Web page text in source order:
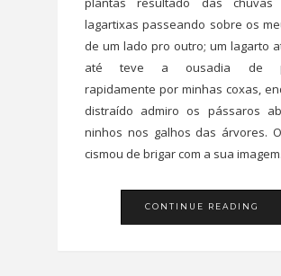
lagartixas passeando sobre os
de um lado pro outro; um lagarto
até teve a ousadia de
rapidamente por minhas coxas,
distraído admiro os pássaros
ninhos nos galhos das árvores.
cismou de brigar com a sua
CONTINUE READING